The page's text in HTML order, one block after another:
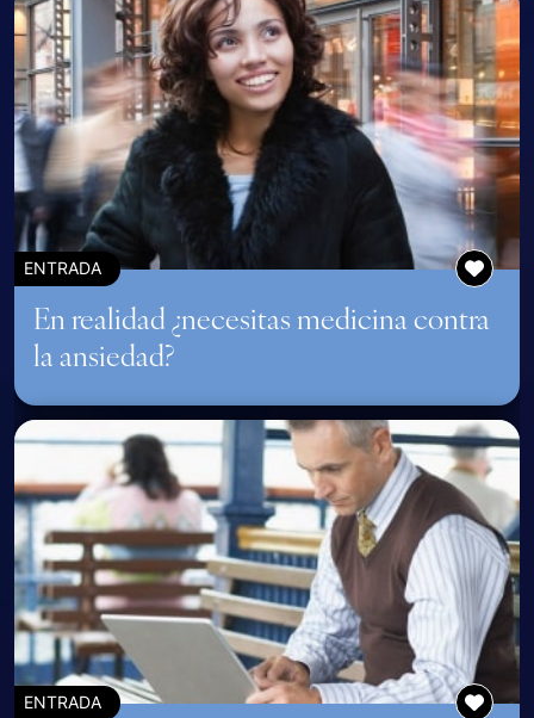
ENTRADA
En realidad ¿necesitas medicina contra
la ansiedad?
ENTRADA